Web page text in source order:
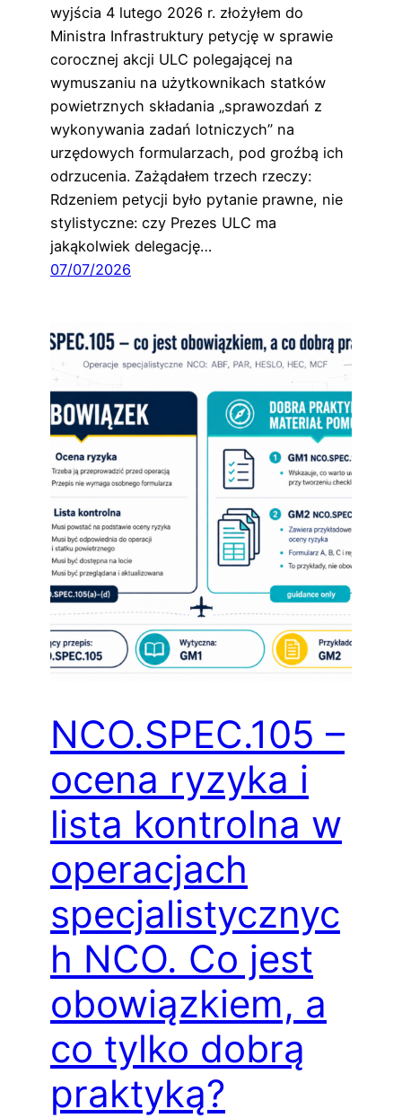
wyjścia 4 lutego 2026 r. złożyłem do
Ministra Infrastruktury petycję w sprawie
corocznej akcji ULC polegającej na
wymuszaniu na użytkownikach statków
powietrznych składania „sprawozdań z
wykonywania zadań lotniczych” na
urzędowych formularzach, pod groźbą ich
odrzucenia. Zażądałem trzech rzeczy:
Rdzeniem petycji było pytanie prawne, nie
stylistyczne: czy Prezes ULC ma
jakąkolwiek delegację…
07/07/2026
NCO.SPEC.105 –
ocena ryzyka i
lista kontrolna w
operacjach
specjalistycznyc
h NCO. Co jest
obowiązkiem, a
co tylko dobrą
praktyką?